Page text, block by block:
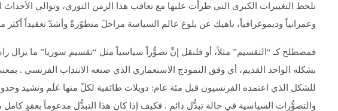
نلحظ التغييرات الكبرى التي طرأت عليها مع تعاقب هذا الزمن الثوري، وتوالي الأحداث
وعمرانياً وديموغرافياً، ناهيك عن بلوغ عالم السياسة مراحلَ متطوّرةً وأشدّ تعقيداً
فمصطلح كـ “التقسيم” مثلاً، أو فلنقل إنَّ تصوُّراً سياسياً مثل “تقسيم سوريا” ما يزال
بشكله الواحد القديم، أي وفق النموذج الاستعماري الذي صنعه الانتداب الفرنسي .
للشكل الذي اعتمده الفرنسيون قبل مئة عام: دويلات طائفية لكلّ منها عَلَم ونشيد
والتصوُّرات السياسية في حالة تبدُّل دائم . فكيف إذا كان هذا التبدُّل مدعوماً بعقدٍ كامل